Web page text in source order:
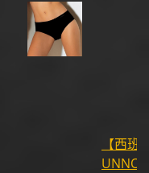
【西班
UNNO